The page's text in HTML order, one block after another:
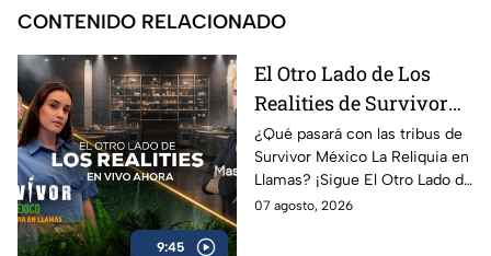
CONTENIDO RELACIONADO
9:45
El Otro Lado de Los
Realities de Survivor
México La Reliquia en
Llamas del jueves 06 de
agosto
¿Qué pasará con las tribus de
Survivor México La Reliquia en
Llamas? ¡Sigue El Otro Lado de
Los Realities!
07 agosto, 2026